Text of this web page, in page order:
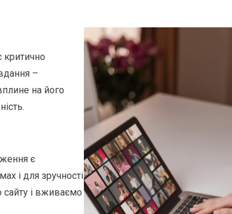
критично
–
на його
є
і для зручності
і вживаємо